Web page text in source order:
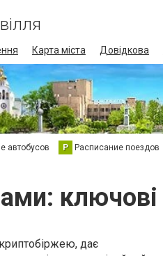
Карта міста Довідкова
автобусов Р Расписание поездов
дає